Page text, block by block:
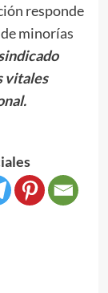
responde
minorías
vitales